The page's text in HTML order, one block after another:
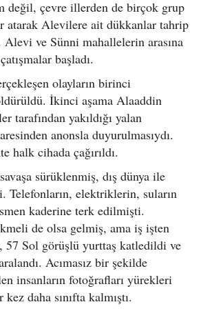
değil, çevre illerden de birçok grup
atarak Alevilere ait dükkanlar tahrip
ve Sünni mahallelerin arasına
başladı.
olayların birinci
İkinci aşama Alaaddin
tarafından yakıldığı yalan
anonsla duyurulmasıydı.
halk cihada çağırıldı.
sürüklenmiş, dış dünya ile
Telefonların, elektriklerin, suların
kaderine terk edilmişti.
de olsa gelmiş, ama iş işten
57 Sol görüşlü yurttaş katledildi ve
Acımasız bir şekilde
insanların fotoğrafları yürekleri
daha sınıfta kalmıştı.